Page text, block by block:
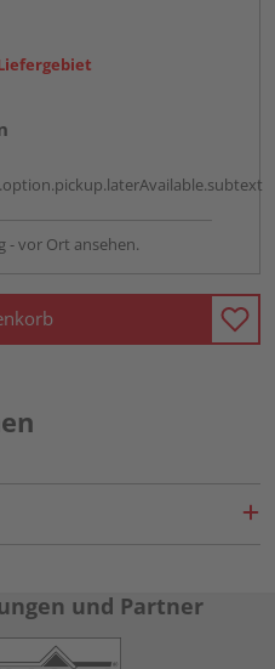
- vor Ort ansehen.
und Partner